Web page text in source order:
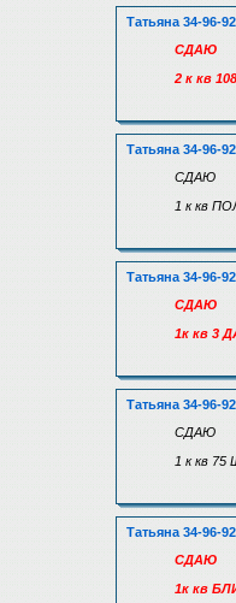
Татьяна 34-96-92
СДАЮ
2 к кв
Татьяна 34-96-92
СДАЮ
1 к кв
Татьяна 34-96-92
СДАЮ
1к кв 3
Татьяна 34-96-92
СДАЮ
1 к кв 75
Татьяна 34-96-92
СДАЮ
1к кв